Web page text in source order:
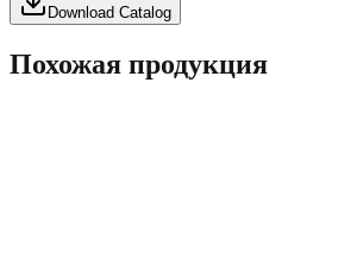
Download Catalog
Похожая продукция